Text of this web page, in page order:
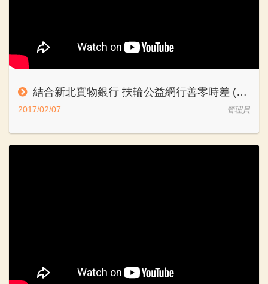
結合新北實物銀行 扶輪公益網行善零時差 (凱擘大台北數位新聞)
2017/02/07 管理員